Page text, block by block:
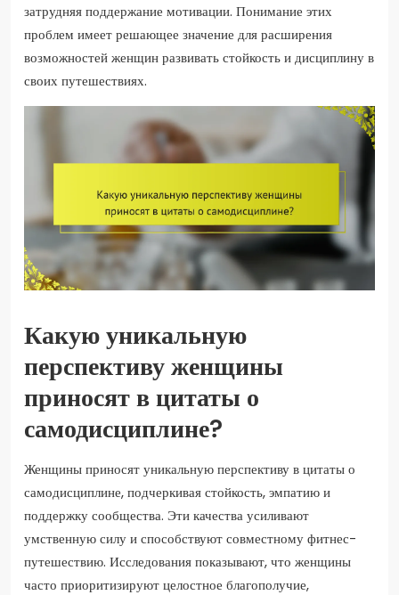
затрудняя поддержание мотивации. Понимание этих
проблем имеет решающее значение для расширения
возможностей женщин развивать стойкость и дисциплину в
своих путешествиях.
Какую уникальную
перспективу женщины
приносят в цитаты о
самодисциплине?
Женщины приносят уникальную перспективу в цитаты о
самодисциплине, подчеркивая стойкость, эмпатию и
поддержку сообщества. Эти качества усиливают
умственную силу и способствуют совместному фитнес-
путешествию. Исследования показывают, что женщины
часто приоритизируют целостное благополучие,